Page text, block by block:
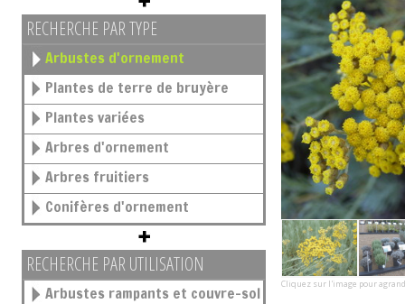
RECHERCHE PAR TYPE
Arbustes d'ornement
Plantes de terre de bruyère
Plantes variées
Arbres d'ornement
Arbres fruitiers
Conifères d'ornement
RECHERCHE PAR UTILISATION
Arbustes rampants et couvre-sol
Cliquez sur l'image pour